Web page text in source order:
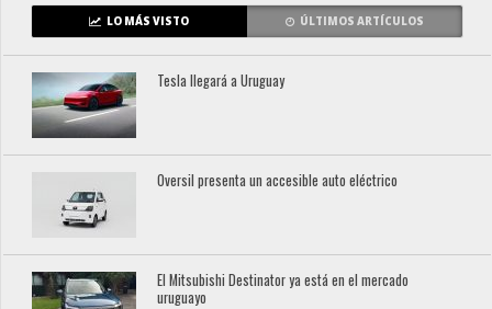
LO MÁS VISTO ÚLTIMOS ARTÍCULOS
Tesla llegará a Uruguay
Oversil presenta un accesible auto eléctrico
El Mitsubishi Destinator ya está en el mercado
uruguayo